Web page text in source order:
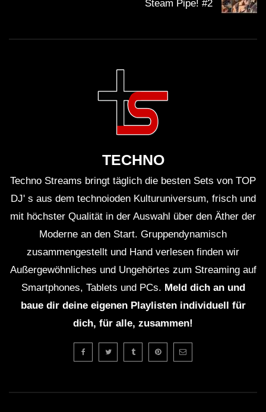
Steam Pipe! #2
TECHNO
Techno Streams bringt täglich die besten Sets von TOP
DJ' s aus dem technoioden Kulturuniversum, frisch und
mit höchster Qualität in der Auswahl über den Äther der
Moderne an den Start. Gruppendynamisch
zusammengestellt und Hand verlesen finden wir
Außergewöhnliches und Ungehörtes zum Streaming auf
Smartphones, Tablets und PCs. Meld dich an und
baue dir deine eigenen Playlisten individuell für
dich, für alle, zusammen!